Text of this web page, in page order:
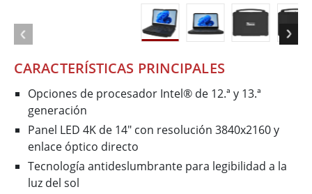
CARACTERÍSTICAS PRINCIPALES
Opciones de procesador Intel® de 12.ª y 13.ª
generación
Panel LED 4K de 14" con resolución 3840x2160 y
enlace óptico directo
Tecnología antideslumbrante para legibilidad a la
luz del sol